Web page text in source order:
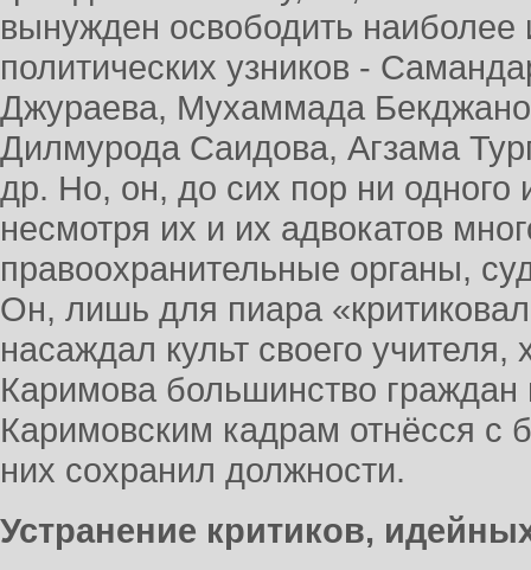
вынужден освободить наиболее
политических узников -
Джураева, Мухаммада
Дилмурода Саидова, Агзама
др. Но, он, до сих пор ни одного
несмотря их и их адвокатов
правоохранительные органы,
Он, лишь для пиара
насаждал культ своего учителя,
Каримова большинство граждан
Каримовским кадрам отнёсся с
них сохранил должности.
Устранение критиков,